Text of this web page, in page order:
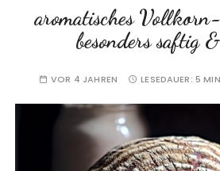
aromatisches
besonders saftig
VOR 4 JAHREN LESEDAUER: 5